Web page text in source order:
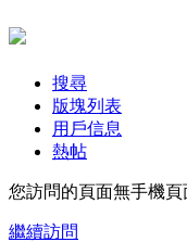
搜尋
版塊列表
用戶信息
熱帖
您訪問的頁面無手機
繼續訪問